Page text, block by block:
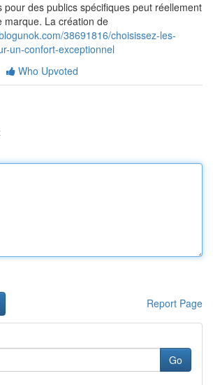
pour des publics spécifiques peut réellement
marque. La création de
38691816/choisissez-les-
un-confort-exceptionnel
Who Upvoted
Report Page
Go